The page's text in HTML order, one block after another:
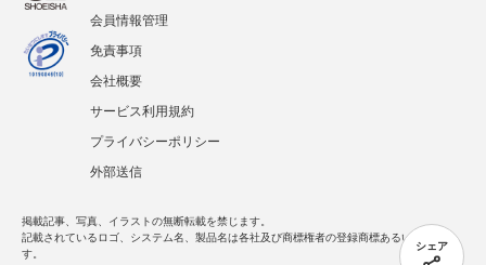
シェア
会員情報管理
免責事項
会社概要
サービス利用規約
プライバシーポリシー
外部送信
掲載記事、写真、イラストの無断転載を禁じます。
記載されているロゴ、システム名、製品名は各社及び商標権者の登録商標あるいは商標で
す。